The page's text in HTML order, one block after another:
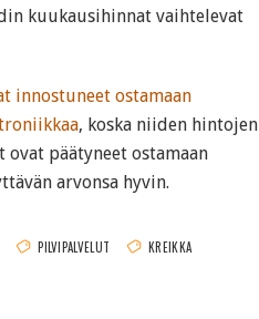
kuukausihinnat vaihtelevat
innostuneet ostamaan
, koska niiden hintojen
ovat päätyneet ostamaan
arvonsa hyvin.
PILVIPALVELUT KREIKKA